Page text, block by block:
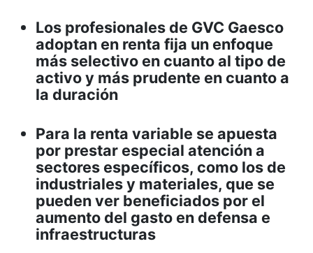
Los profesionales de GVC Gaesco
adoptan en renta fija un enfoque
más selectivo en cuanto al tipo de
activo y más prudente en cuanto a
la duración
Para la renta variable se apuesta
por prestar especial atención a
sectores específicos, como los de
industriales y materiales, que se
pueden ver beneficiados por el
aumento del gasto en defensa e
infraestructuras